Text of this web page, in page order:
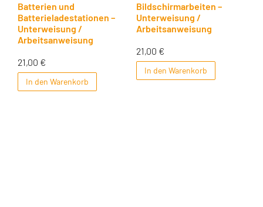
Batterien und
Batterieladestationen –
Unterweisung /
Arbeitsanweisung
21,00 €
In den Warenkorb
Bildschirmarbeiten –
Unterweisung /
Arbeitsanweisung
21,00 €
In den Warenkorb